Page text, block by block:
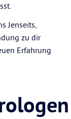
Jenseits,
zu dir
Erfahrung